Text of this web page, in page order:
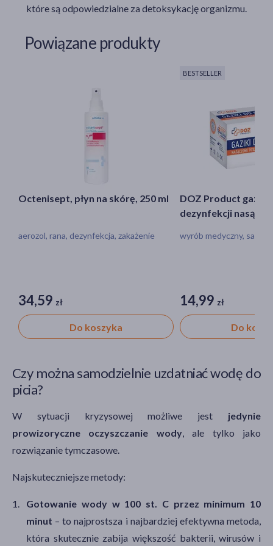
które są odpowiedzialne za detoksykację organizmu.
Powiązane produkty
Octenisept, płyn na skórę, 250 ml
aerozol, rana, dezynfekcja, zakażenie
34,59 zł
Do koszyka
BESTSELLER
DOZ Product gaziki
dezynfekcji
wyrób medyczny,
14,99 zł
Do
Czy można samodzielnie uzdatniać wodę do
picia?
W sytuacji kryzysowej możliwe jest jedynie
prowizoryczne oczyszczanie wody, ale tylko jako
rozwiązanie tymczasowe.
Najskuteczniejsze metody:
Gotowanie wody w 100 st. C przez minimum 10
minut – to najprostsza i najbardziej efektywna metoda,
która skutecznie zabija większość bakterii, wirusów i